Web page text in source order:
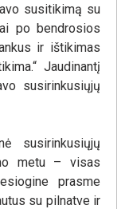
susitikimą su
po bendrosios
ir ištikimas
Jaudinantį
susirinkusiųjų
susirinkusiųjų
metu – visas
prasme
su pilnatve ir